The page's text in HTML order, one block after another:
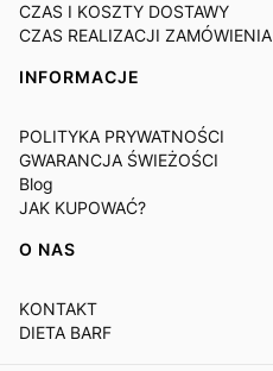
CZAS I KOSZTY DOSTAWY
CZAS REALIZACJI ZAMÓWIENIA
INFORMACJE
POLITYKA PRYWATNOŚCI
GWARANCJA ŚWIEŻOŚCI
Blog
JAK KUPOWAĆ?
O NAS
KONTAKT
DIETA BARF